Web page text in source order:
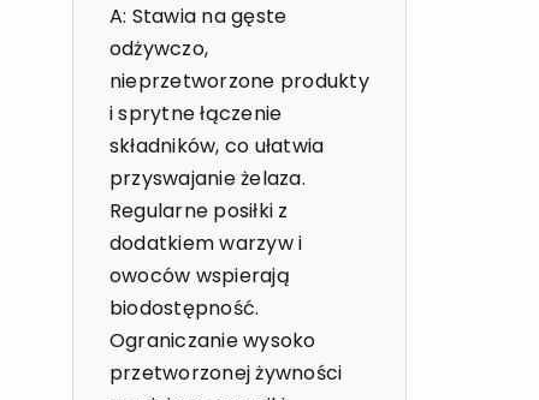
A: Stawia na gęste
odżywczo,
nieprzetworzone produkty
i sprytne łączenie
składników, co ułatwia
przyswajanie żelaza.
Regularne posiłki z
dodatkiem warzyw i
owoców wspierają
biodostępność.
Ograniczanie wysoko
przetworzonej żywności